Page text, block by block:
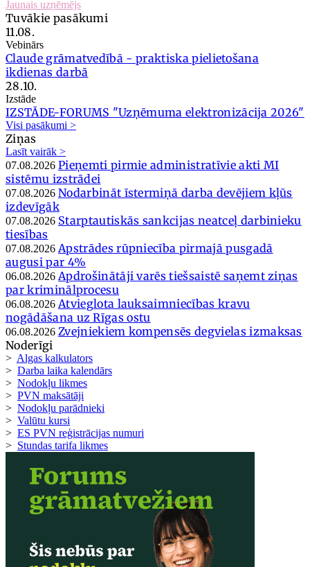
Jaunais uzņēmējs
Tuvākie pasākumi
11.08.
Vebinārs
Claude grāmatvedībā - praktiska pielietošana
ikdienas darbā
28.10.
Izstāde
IZSTĀDE-FORUMS "Uzņēmuma elektronizācija 2026"
Visi pasākumi >
Ziņas
Lasīt vairāk >
07.08.2026 Pieņemti pirmie administratīvie akti MI
sistēmu izstrādei
07.08.2026 Nodarbināt īstermiņā darba devējiem kļūs
izdevīgāk
07.08.2026 Starptautiskās sankcijas neatceļ darbinieku
tiesības
07.08.2026 Apstrādes rūpniecība pirmajā pusgadā
augusi par 4%
06.08.2026 Apdrošinātāji varēs tiešsaistē saņemt ziņas
par kriminālprocesu
06.08.2026 Atvieglota lauksaimniecības kravu
nogādāšana uz Rīgas ostu
06.08.2026 Zvejniekiem kompensēs degvielas izmaksas
Noderīgi
> Algas kalkulators
> Darba laika kalendārs
> Nodokļu likmes
> PVN maksātāji
> Nodokļu parādnieki
> Valūtu kursi
> ES PVN reģistrācijas numuri
> Stundas tarifa likmes